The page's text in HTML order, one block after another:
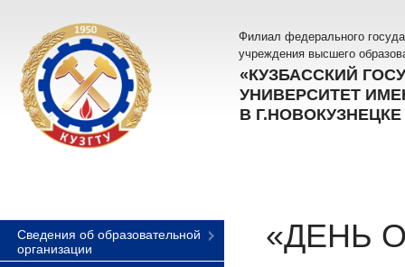
Филиал федерального
учреждения высшего
«КУЗБАССКИЙ
УНИВЕРСИТЕТ
В Г.НОВОКУЗНЕЦКЕ
Сведения об образовательной
организации
«ДЕНЬ